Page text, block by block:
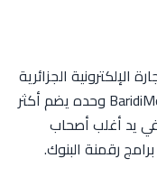
الإلكترونية الجزائرية
— لكن الدفع الإلكتروني ينمو بسرعة. BaridiMob وحده يضم أكثر
يد أغلب أصحاب